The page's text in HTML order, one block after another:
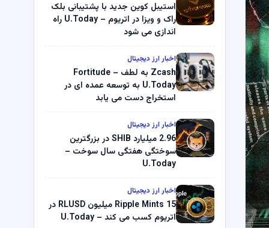
استیبل کوین جدید با پشتیبانی بلک
راک و ویزا در اتریوم – U.Today راه
اندازی می شود
اخبار ارز دیجیتال
Zcash به لطف Fortitude –
U.Today به توسعه عمده ای در
استخراج دست می یابد
اخبار ارز دیجیتال
2.96 میلیارد SHIB در بزرگترین
سوختگی هفتگی سال سوخت –
U.Today
اخبار ارز دیجیتال
Ripple Mints 15 میلیون RLUSD در
اتریوم کسب می کند – U.Today